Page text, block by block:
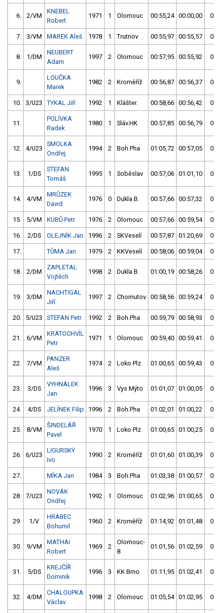
6. 2/VM
KNEBEL
Robert
1971 1 Olomouc 00:55,24 00:00,00
7. 3/VM MAREK Aleš 1978 1 Trutnov 00:55,97 00:55,57
8. 1/DM
NEUBERT
Adam
1997 2 Olomouc 00:57,95 00:55,92
9.
LOUČKA
Marek
1982 2 Kroměříž 00:56,87 00:56,37
10. 3/U23 TYKAL Jiří 1992 1 Klášter. 00:58,66 00:56,42
11.
POLÍVKA
Radek
1980 1 Sláv.HK 00:57,85 00:56,79
12. 4/U23
SMOLKA
Ondřej
1994 2 Boh.Pha 01:05,72 00:57,05
13. 1/DS
STEFAN
Tomáš
1995 1 Soběslav 00:57,06 01:01,10
14. 4/VM
MRŮZEK
David
1976 0 Dukla B. 00:57,66 00:57,32
15. 5/VM KUBŮ Petr 1976 2 Olomouc 00:57,66 00:59,54
16. 2/DS OLEJNÍK Jan 1996 2 SKVeselí 00:57,87 01:20,69
17. TŮMA Jan 1979 2 KKVeselí 00:58,06 00:59,04
18. 2/DM
ZAPLETAL
Vojtěch
1998 2 Dukla B. 01:00,19 00:58,26
19. 3/DM
NACHTIGAL
Jiří
1997 2 Chomutov 00:58,56 00:59,24
20. 5/U23 STEFAN Petr 1992 2 Boh.Pha 00:59,79 00:58,93
21. 6/VM
KRATOCHVÍL
Petr
1971 1 Olomouc 00:59,40 00:59,41
22. 7/VM
PANZER
Aleš
1974 2 Loko Plz 01:00,65 00:59,43
23. 3/DS
VYHNÁLEK
Jan
1996 3 Vys.Mýto 01:01,07 01:00,05
24. 4/DS JELÍNEK Filip 1996 2 Boh.Pha 01:02,01 01:00,22
25. 8/VM
ŠINDELÁŘ
Pavel
1970 1 Loko Plz 01:00,65 01:00,25
26. 6/U23
LIGURSKÝ
Ivo
1990 2 Kroměříž 01:01,60 01:00,39
27. MÍKA Jan 1984 3 Boh.Pha 01:03,38 01:00,57
28. 7/U23
NOVÁK
Ondřej
1992 1 Olomouc 01:02,96 01:00,65
29. 1/V
HRABEC
Bohumil
1960 2 Kroměříž 01:14,92 01:01,48
30. 9/VM
MATHAI
Robert
1969 2
Olomouc-
8
01:01,56 01:02,59
31. 5/DS
KREJČÍŘ
Dominik
1996 3 KK Brno 01:11,95 01:02,41
32. 4/DM
CHALOUPKA
Václav
1998 2 Olomouc 01:05,54 01:02,95